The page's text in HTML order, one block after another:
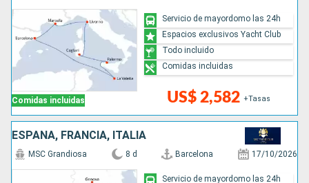
Comidas incluidas US$ 2,582 +Tasas
Servicio de mayordomo las 24h
Espacios exclusivos Yacht Club
Todo incluido
Comidas incluidas
ESPAÑA, FRANCIA, ITALIA
MSC Grandiosa 8 d Barcelona 17/10/2026
Servicio de mayordomo las 24h